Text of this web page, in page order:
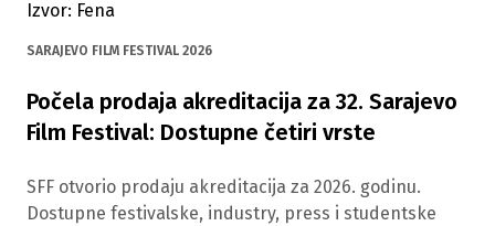
Izvor: Fena
SARAJEVO FILM FESTIVAL 2026
Počela prodaja akreditacija za 32. Sarajevo
Film Festival: Dostupne četiri vrste
SFF otvorio prodaju akreditacija za 2026. godinu.
Dostupne festivalske, industry, press i studentske